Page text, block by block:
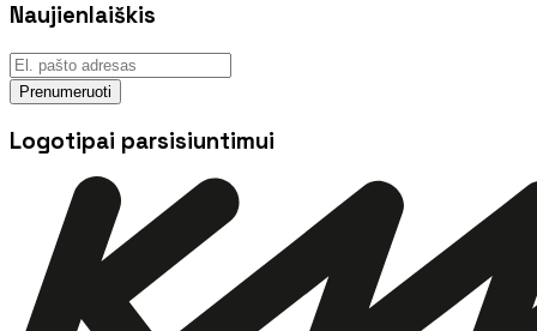
Naujienlaiškis
Prenumeruoti
Logotipai parsisiuntimui